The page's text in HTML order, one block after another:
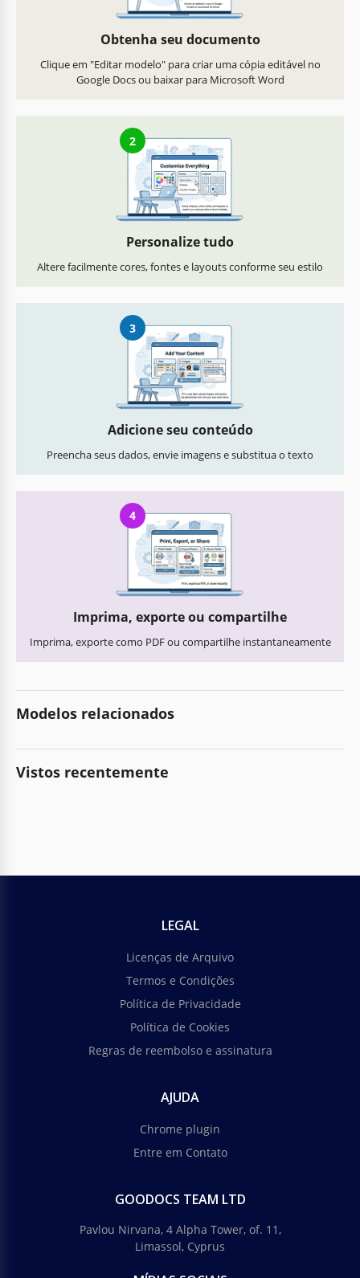
Obtenha seu documento
Clique em "Editar modelo" para criar uma cópia editável no
Google Docs ou baixar para Microsoft Word
2
Personalize tudo
Altere facilmente cores, fontes e layouts conforme seu estilo
3
Adicione seu conteúdo
Preencha seus dados, envie imagens e substitua o texto
4
Imprima, exporte ou compartilhe
Imprima, exporte como PDF ou compartilhe instantaneamente
Modelos relacionados
Vistos recentemente
LEGAL
Licenças de Arquivo
Termos e Condições
Política de Privacidade
Política de Cookies
Regras de reembolso e assinatura
AJUDA
Chrome plugin
Entre em Contato
GOODOCS TEAM LTD
Pavlou Nirvana, 4 Alpha Tower, of. 11,
Limassol, Cyprus